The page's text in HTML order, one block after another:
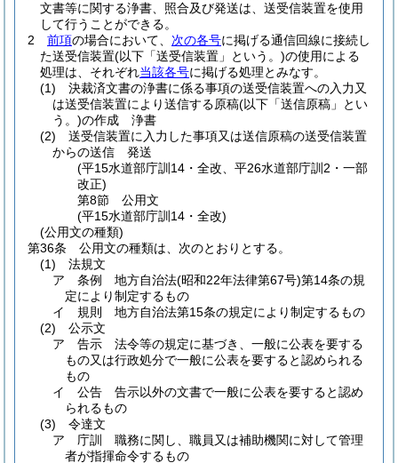
文書等に関する浄書、照合及び発送は、送受信装置を使用
して行うことができる。
2
前項の場合において、 次の各号に掲げる通信回線に接続し
た送受信装置(以下「送受信装置」という。)の使用による
処理は、それぞれ当該各号に掲げる処理とみなす。
(1)
決裁済文書の浄書に係る事項の送受信装置への入力又
は送受信装置により送信する原稿(以下「送信原稿」とい
う。)の作成 浄書
(2)
送受信装置に入力した事項又は送信原稿の送受信装置
からの送信 発送
(平15水道部庁訓14・全改、平26水道部庁訓2・一部
改正)
第8節
公用文
(平15水道部庁訓14・全改)
(公用文の種類)
第36条
公用文の種類は、次のとおりとする。
(1)
法規文
ア
条例 地方自治法(昭和22年法律第67号)第14条の規
定により制定するもの
イ
規則 地方自治法第15条の規定により制定するもの
(2)
公示文
ア
告示 法令等の規定に基づき、一般に公表を要する
もの又は行政処分で一般に公表を要すると認められる
もの
イ
公告 告示以外の文書で一般に公表を要すると認め
られるもの
(3)
令達文
ア
庁訓 職務に関し、職員又は補助機関に対して管理
者が指揮命令するもの